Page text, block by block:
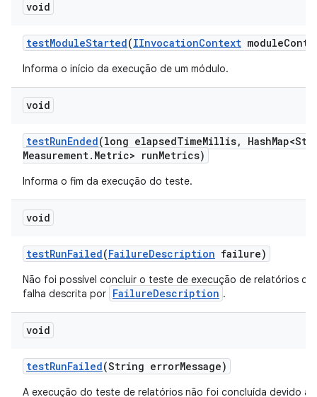
void
testModuleStarted(IInvocationContext module
Informa o início da execução de um módulo.
void
testRunEnded(long elapsedTimeMillis, Hash
Measurement. Metric> runMetrics)
Informa o fim da execução do teste.
void
testRunFailed(FailureDescription failure)
Não foi possível concluir o teste de execução de relatórios
falha descrita por FailureDescription .
void
testRunFailed(String errorMessage)
A execução do teste de relatórios não foi concluída devido a